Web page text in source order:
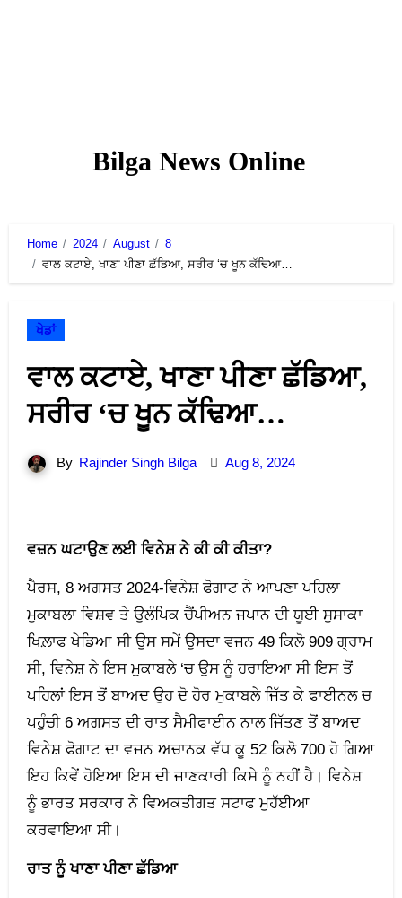
Bilga News Online
Home 2024 August
8
ਵਾਲ ਕਟਾਏ, ਖਾਣਾ ਪੀਣਾ ਛੱਡਿਆ, ਸਰੀਰ ‘ਚ ਖੂਨ ਕੱਢਿਆ…
ਖੇਡਾਂ
ਵਾਲ ਕਟਾਏ, ਖਾਣਾ ਪੀਣਾ ਛੱਡਿਆ,
ਸਰੀਰ ‘ਚ ਖੂਨ ਕੱਢਿਆ…
By Rajinder Singh Bilga Aug 8, 2024
ਵਜ਼ਨ ਘਟਾਉਣ ਲਈ ਵਿਨੇਸ਼ ਨੇ ਕੀ ਕੀ ਕੀਤਾ?
ਪੈਰਸ, 8 ਅਗਸਤ 2024-ਵਿਨੇਸ਼ ਫੋਗਾਟ ਨੇ ਆਪਣਾ ਪਹਿਲਾ
ਮੁਕਾਬਲਾ ਵਿਸ਼ਵ ਤੇ ਉਲੰਪਿਕ ਚੈਂਪੀਅਨ ਜਪਾਨ ਦੀ ਯੂਈ ਸੁਸਾਕਾ
ਖਿਲ਼ਾਫ ਖੇਡਿਆ ਸੀ ਉਸ ਸਮੇਂ ਉਸਦਾ ਵਜਨ 49 ਕਿਲੋ 909 ਗ੍ਰਾਮ
ਸੀ, ਵਿਨੇਸ਼ ਨੇ ਇਸ ਮੁਕਾਬਲੇ ‘ਚ ਉਸ ਨੂੰ ਹਰਾਇਆ ਸੀ ਇਸ ਤੋਂ
ਪਹਿਲਾਂ ਇਸ ਤੋਂ ਬਾਅਦ ਉਹ ਦੋ ਹੋਰ ਮੁਕਾਬਲੇ ਜਿੱਤ ਕੇ ਫਾਈਨਲ ਚ
ਪਹੁੰਚੀ 6 ਅਗਸਤ ਦੀ ਰਾਤ ਸੈਮੀਫਾਈਨ ਨਾਲ ਜਿੱਤਣ ਤੋਂ ਬਾਅਦ
ਵਿਨੇਸ਼ ਫੋਗਾਟ ਦਾ ਵਜਨ ਅਚਾਨਕ ਵੱਧ ਕੂ 52 ਕਿਲੋ 700 ਹੋ ਗਿਆ
ਇਹ ਕਿਵੇਂ ਹੋਇਆ ਇਸ ਦੀ ਜਾਣਕਾਰੀ ਕਿਸੇ ਨੂੰ ਨਹੀਂ ਹੈ। ਵਿਨੇਸ਼
ਨੂੰ ਭਾਰਤ ਸਰਕਾਰ ਨੇ ਵਿਅਕਤੀਗਤ ਸਟਾਫ ਮੁਹੱਈਆ
ਕਰਵਾਇਆ ਸੀ।
ਰਾਤ ਨੂੰ ਖਾਣਾ ਪੀਣਾ ਛੱਡਿਆ